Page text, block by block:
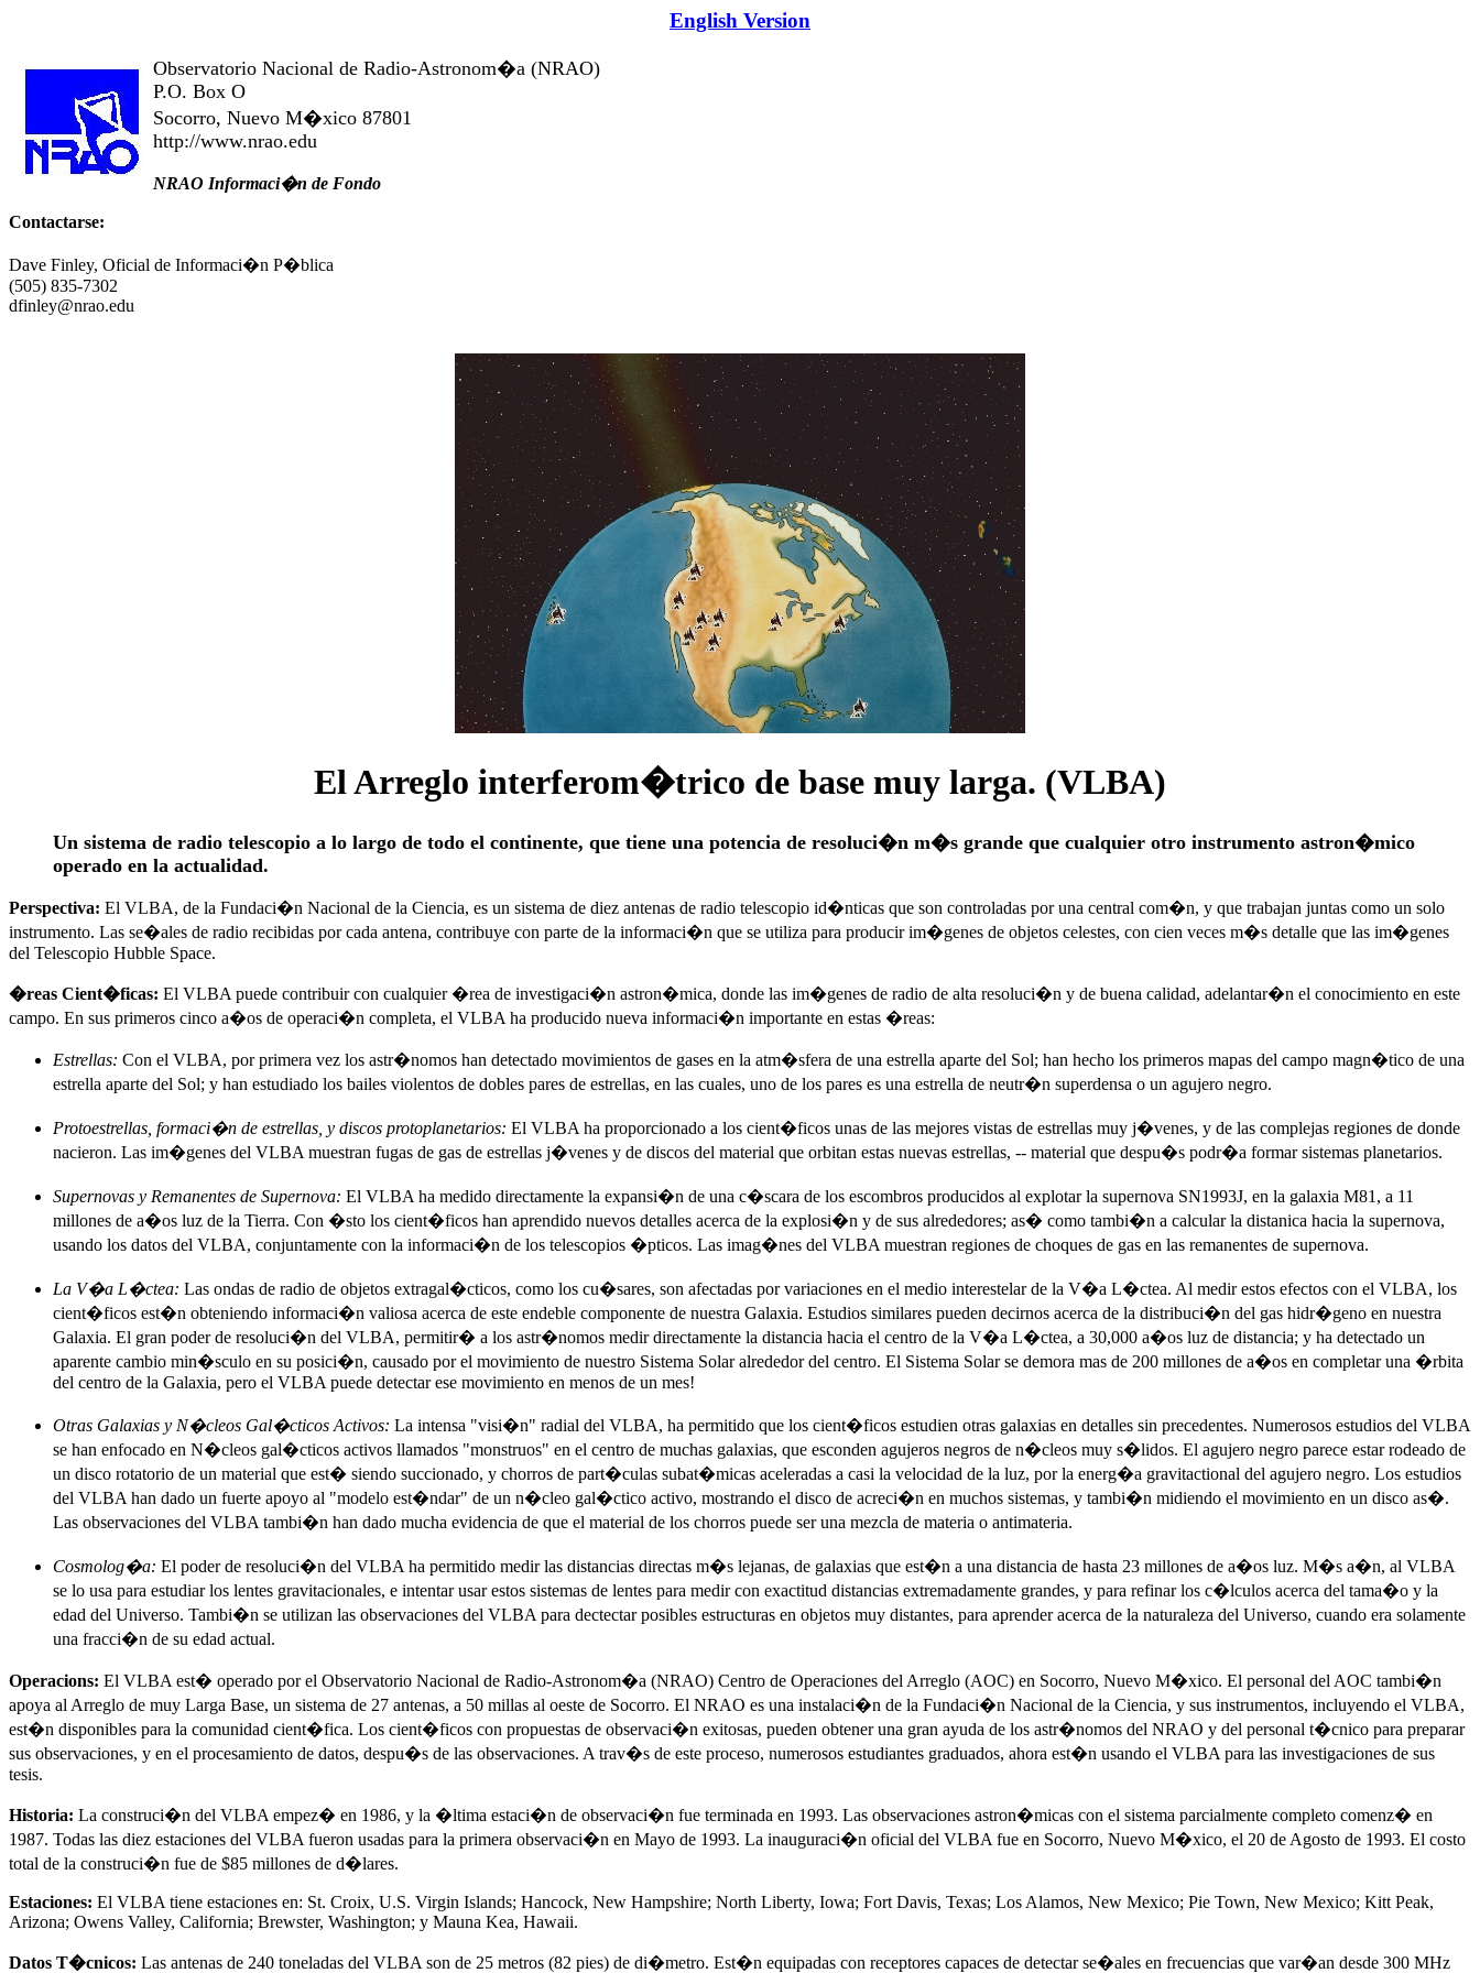
English Version
Observatorio Nacional de Radio-Astronom�a (NRAO)
P.O. Box O
Socorro, Nuevo M�xico 87801
http://www.nrao.edu
NRAO Informaci�n de Fondo
Contactarse:
Dave Finley, Oficial de Informaci�n P�blica
(505) 835-7302
dfinley@nrao.edu
El Arreglo interferom�trico de base muy larga. (VLBA)
Un sistema de radio telescopio a lo largo de todo el continente, que tiene una potencia de resoluci�n m�s grande que cualquier otro instrumento astron�mico
operado en la actualidad.
Perspectiva: El VLBA, de la Fundaci�n Nacional de la Ciencia, es un sistema de diez antenas de radio telescopio id�nticas que son controladas por una central com�n, y que trabajan juntas como un solo
instrumento. Las se�ales de radio recibidas por cada antena, contribuye con parte de la informaci�n que se utiliza para producir im�genes de objetos celestes, con cien veces m�s detalle que las im�genes
del Telescopio Hubble Space.
�reas Cient�ficas: El VLBA puede contribuir con cualquier �rea de investigaci�n astron�mica, donde las im�genes de radio de alta resoluci�n y de buena calidad, adelantar�n el conocimiento en este
campo. En sus primeros cinco a�os de operaci�n completa, el VLBA ha producido nueva informaci�n importante en estas �reas:
Estrellas: Con el VLBA, por primera vez los astr�nomos han detectado movimientos de gases en la atm�sfera de una estrella aparte del Sol; han hecho los primeros mapas del campo magn�tico de una
estrella aparte del Sol; y han estudiado los bailes violentos de dobles pares de estrellas, en las cuales, uno de los pares es una estrella de neutr�n superdensa o un agujero negro.
Protoestrellas, formaci�n de estrellas, y discos protoplanetarios: El VLBA ha proporcionado a los cient�ficos unas de las mejores vistas de estrellas muy j�venes, y de las complejas regiones de donde
nacieron. Las im�genes del VLBA muestran fugas de gas de estrellas j�venes y de discos del material que orbitan estas nuevas estrellas, -- material que despu�s podr�a formar sistemas planetarios.
Supernovas y Remanentes de Supernova: El VLBA ha medido directamente la expansi�n de una c�scara de los escombros producidos al explotar la supernova SN1993J, en la galaxia M81, a 11
millones de a�os luz de la Tierra. Con �sto los cient�ficos han aprendido nuevos detalles acerca de la explosi�n y de sus alrededores; as� como tambi�n a calcular la distanica hacia la supernova,
usando los datos del VLBA, conjuntamente con la informaci�n de los telescopios �pticos. Las imag�nes del VLBA muestran regiones de choques de gas en las remanentes de supernova.
La V�a L�ctea: Las ondas de radio de objetos extragal�cticos, como los cu�sares, son afectadas por variaciones en el medio interestelar de la V�a L�ctea. Al medir estos efectos con el VLBA, los
cient�ficos est�n obteniendo informaci�n valiosa acerca de este endeble componente de nuestra Galaxia. Estudios similares pueden decirnos acerca de la distribuci�n del gas hidr�geno en nuestra
Galaxia. El gran poder de resoluci�n del VLBA, permitir� a los astr�nomos medir directamente la distancia hacia el centro de la V�a L�ctea, a 30,000 a�os luz de distancia; y ha detectado un
aparente cambio min�sculo en su posici�n, causado por el movimiento de nuestro Sistema Solar alrededor del centro. El Sistema Solar se demora mas de 200 millones de a�os en completar una �rbita
del centro de la Galaxia, pero el VLBA puede detectar ese movimiento en menos de un mes!
Otras Galaxias y N�cleos Gal�cticos Activos: La intensa "visi�n" radial del VLBA, ha permitido que los cient�ficos estudien otras galaxias en detalles sin precedentes. Numerosos estudios del VLBA
se han enfocado en N�cleos gal�cticos activos llamados "monstruos" en el centro de muchas galaxias, que esconden agujeros negros de n�cleos muy s�lidos. El agujero negro parece estar rodeado de
un disco rotatorio de un material que est� siendo succionado, y chorros de part�culas subat�micas aceleradas a casi la velocidad de la luz, por la energ�a gravitactional del agujero negro. Los estudios
del VLBA han dado un fuerte apoyo al "modelo est�ndar" de un n�cleo gal�ctico activo, mostrando el disco de acreci�n en muchos sistemas, y tambi�n midiendo el movimiento en un disco as�.
Las observaciones del VLBA tambi�n han dado mucha evidencia de que el material de los chorros puede ser una mezcla de materia o antimateria.
Cosmolog�a: El poder de resoluci�n del VLBA ha permitido medir las distancias directas m�s lejanas, de galaxias que est�n a una distancia de hasta 23 millones de a�os luz. M�s a�n, al VLBA
se lo usa para estudiar los lentes gravitacionales, e intentar usar estos sistemas de lentes para medir con exactitud distancias extremadamente grandes, y para refinar los c�lculos acerca del tama�o y la
edad del Universo. Tambi�n se utilizan las observaciones del VLBA para dectectar posibles estructuras en objetos muy distantes, para aprender acerca de la naturaleza del Universo, cuando era solamente
una fracci�n de su edad actual.
Operacions: El VLBA est� operado por el Observatorio Nacional de Radio-Astronom�a (NRAO) Centro de Operaciones del Arreglo (AOC) en Socorro, Nuevo M�xico. El personal del AOC tambi�n
apoya al Arreglo de muy Larga Base, un sistema de 27 antenas, a 50 millas al oeste de Socorro. El NRAO es una instalaci�n de la Fundaci�n Nacional de la Ciencia, y sus instrumentos, incluyendo el VLBA,
est�n disponibles para la comunidad cient�fica. Los cient�ficos con propuestas de observaci�n exitosas, pueden obtener una gran ayuda de los astr�nomos del NRAO y del personal t�cnico para preparar
sus observaciones, y en el procesamiento de datos, despu�s de las observaciones. A trav�s de este proceso, numerosos estudiantes graduados, ahora est�n usando el VLBA para las investigaciones de sus
tesis.
Historia: La construci�n del VLBA empez� en 1986, y la �ltima estaci�n de observaci�n fue terminada en 1993. Las observaciones astron�micas con el sistema parcialmente completo comenz� en
1987. Todas las diez estaciones del VLBA fueron usadas para la primera observaci�n en Mayo de 1993. La inauguraci�n oficial del VLBA fue en Socorro, Nuevo M�xico, el 20 de Agosto de 1993. El costo
total de la construci�n fue de $85 millones de d�lares.
Estaciones: El VLBA tiene estaciones en: St. Croix, U.S. Virgin Islands; Hancock, New Hampshire; North Liberty, Iowa; Fort Davis, Texas; Los Alamos, New Mexico; Pie Town, New Mexico; Kitt Peak,
Arizona; Owens Valley, California; Brewster, Washington; y Mauna Kea, Hawaii.
Datos T�cnicos: Las antenas de 240 toneladas del VLBA son de 25 metros (82 pies) de di�metro. Est�n equipadas con receptores capaces de detectar se�ales en frecuencias que var�an desde 300 MHz